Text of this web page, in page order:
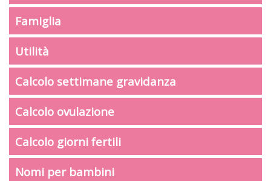
Famiglia
Utilità
Calcolo settimane gravidanza
Calcolo ovulazione
Calcolo giorni fertili
Nomi per bambini